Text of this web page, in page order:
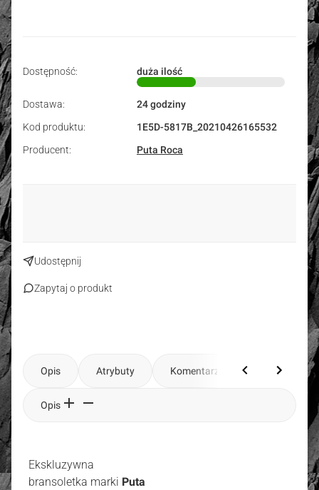
Dostępność: duża ilość
Dostawa:
24 godziny
Kod produktu:
1E5D-5817B_20210426165532
Producent:
Puta Roca
Udostępnij
Zapytaj o produkt
Opis Atrybuty Komentarze
Opis
Ekskluzywna
bransoletka marki Puta